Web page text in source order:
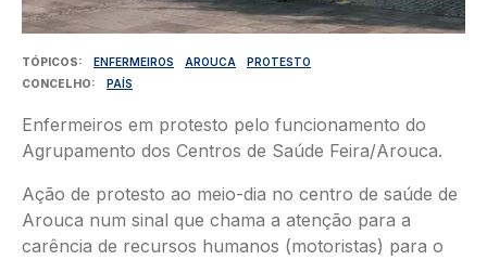
TÓPICOS ENFERMEIROS AROUCA
PROTESTO
CONCELHO
PAÍS
Enfermeiros em protesto pelo funcionamento do
Agrupamento dos Centros de Saúde Feira/Arouca.
Ação de protesto ao meio-dia no centro de saúde de
Arouca num sinal que chama a atenção para a
carência de recursos humanos (motoristas) para o